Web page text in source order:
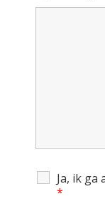
Ja, ik
*